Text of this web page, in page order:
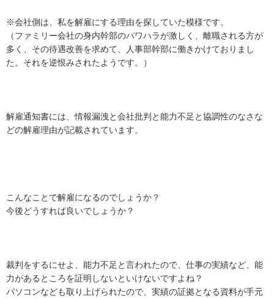
※会社側は、私を解雇にする理由を探していた模様です。
（ファミリー会社の身内幹部のパワハラが激しく、離職される方が
多く、その待遇改善を求めて、人事部幹部に働きかけておりまし
た。それを逆恨みされたようです。）
解雇通知書には、情報漏洩と会社批判と能力不足と協調性のなさな
どの解雇理由が記載されています。
こんなことで解雇になるのでしょうか？
今後どうすれば良いでしょうか？
裁判をするにせよ、能力不足と言われたので、仕事の実績など、能
力があるところを証明しないといけないですよね？
パソコンなども取り上げられたので、実績の証拠となる資料が手元